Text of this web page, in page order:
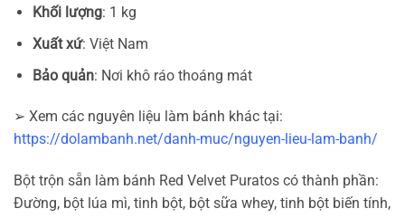
Khối lượng: 1 kg
Xuất xứ: Việt Nam
Bảo quản: Nơi khô ráo thoáng mát
➢ Xem các nguyên liệu làm bánh khác tại:
https://dolambanh.net/danh-muc/nguyen-lieu-lam-banh/
Bột trộn sẵn làm bánh Red Velvet Puratos có thành phần:
Đường, bột lúa mì, tinh bột, bột sữa whey, tinh bột biến tính,